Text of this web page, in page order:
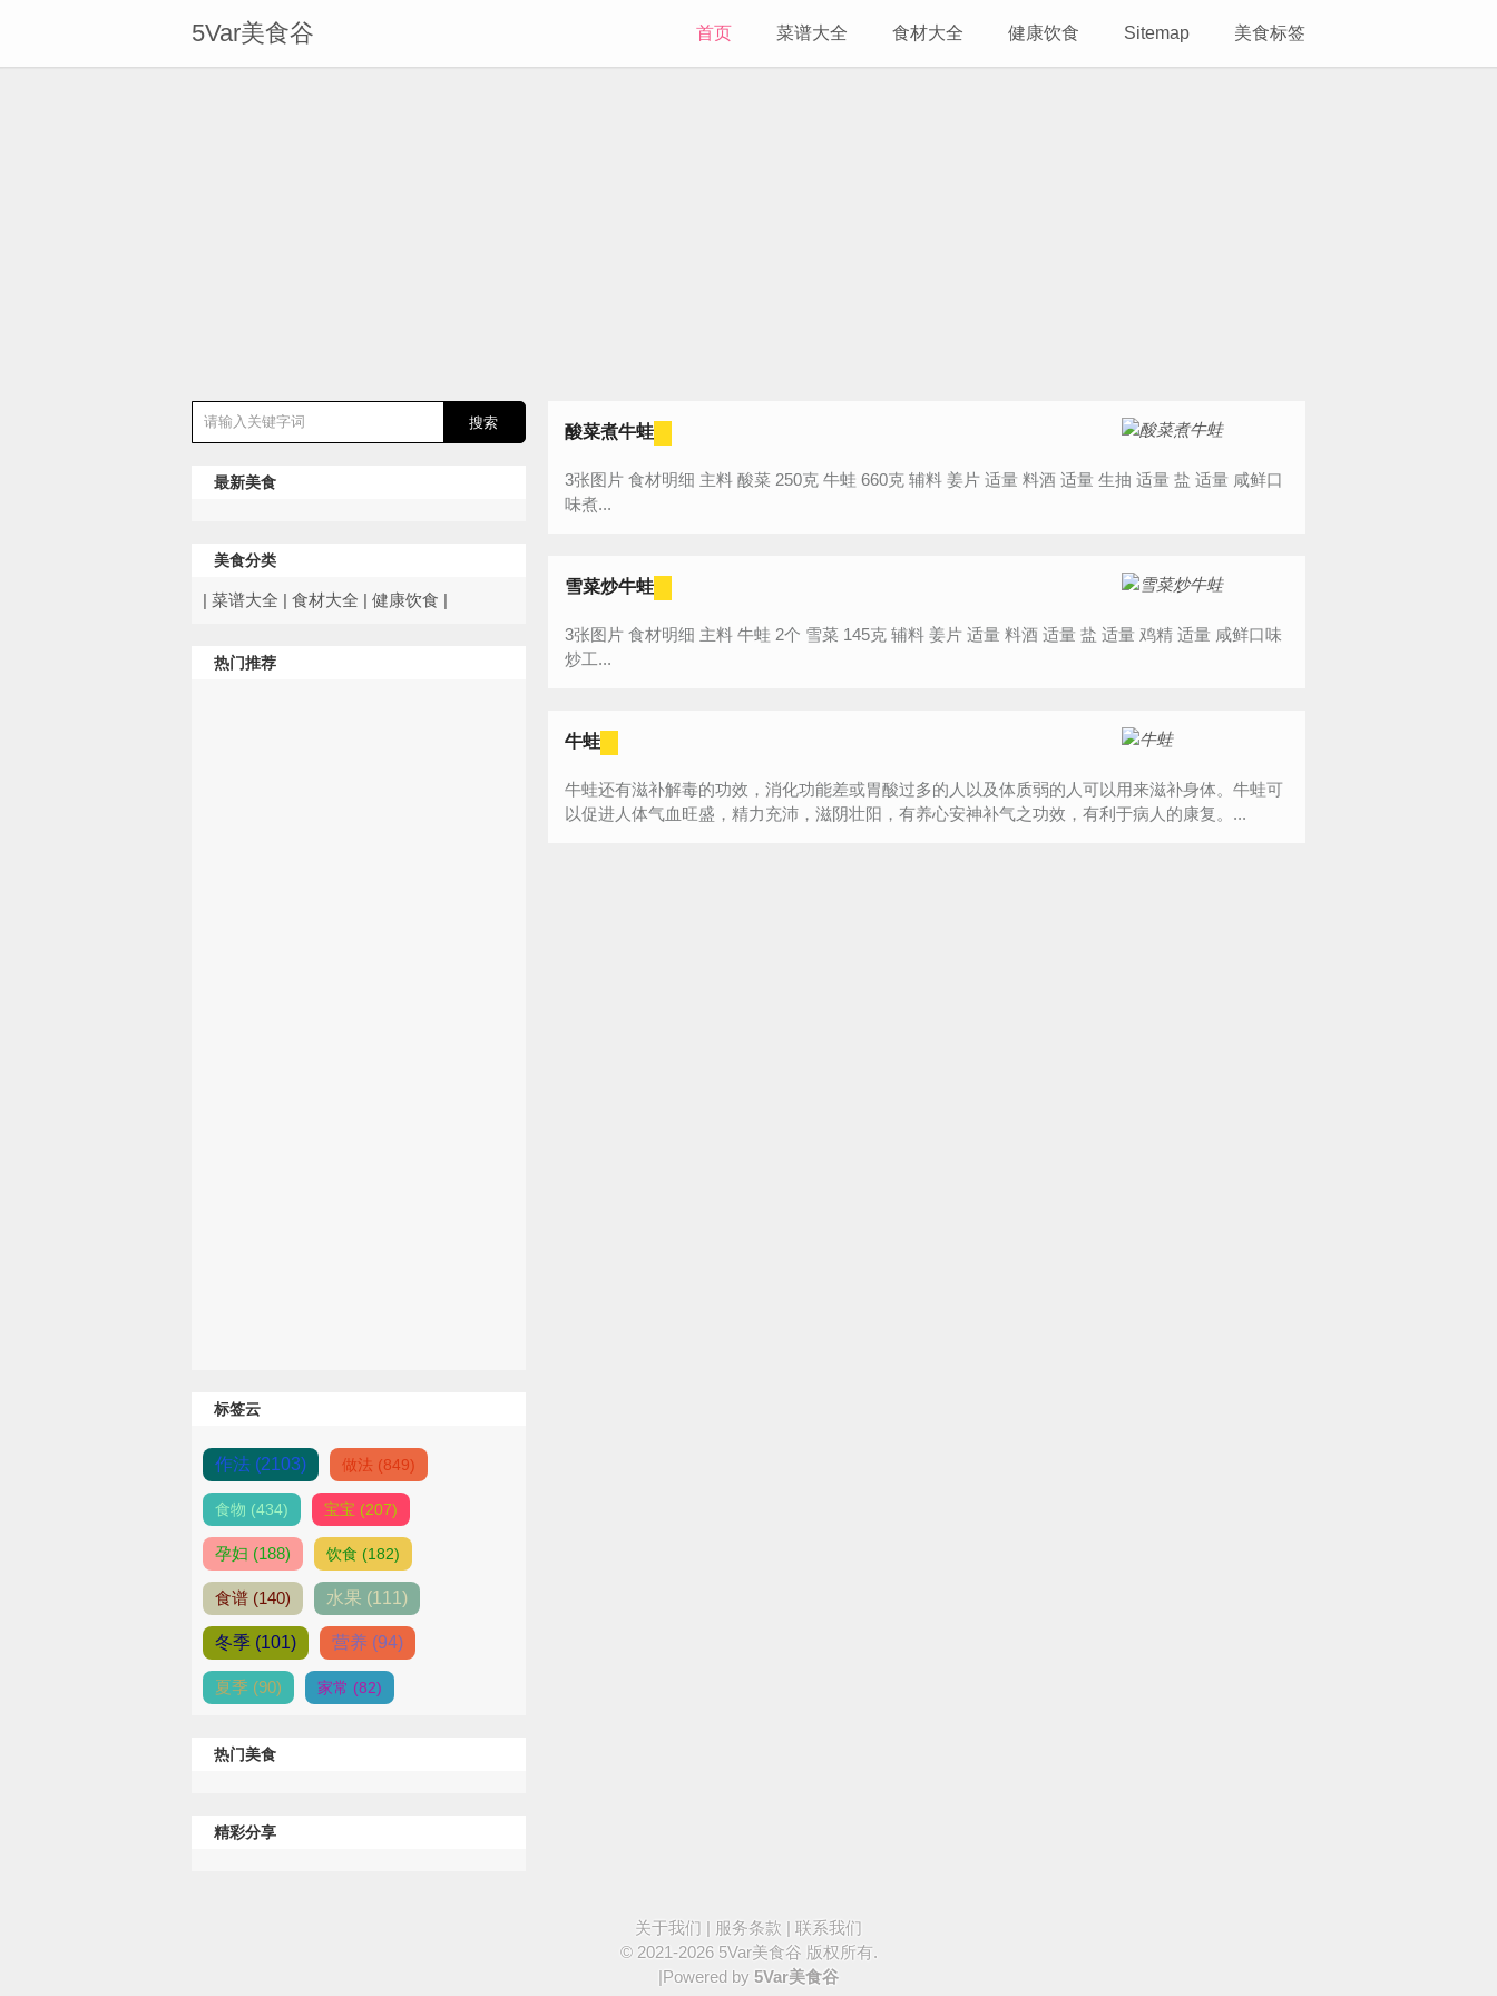
5Var美食谷 首页 菜谱大全 食材大全 健康饮食 Sitemap 美食标签
最新美食
美食分类
| 菜谱大全 | 食材大全 | 健康饮食 |
热门推荐
标签云
作法 (2103) 做法 (849)
食物 (434) 宝宝 (207)
孕妇 (188) 饮食 (182)
食谱 (140) 水果 (111)
冬季 (101) 营养 (94)
夏季 (90) 家常 (82)
热门美食
精彩分享
酸菜煮牛蛙
3张图片 食材明细 主料 酸菜 250克 牛蛙 660克 辅料 姜片 适量 料酒 适量 生抽 适量 盐 适量 咸鲜口
味煮...
雪菜炒牛蛙
3张图片 食材明细 主料 牛蛙 2个 雪菜 145克 辅料 姜片 适量 料酒 适量 盐 适量 鸡精 适量 咸鲜口味
炒工...
牛蛙
牛蛙还有滋补解毒的功效，消化功能差或胃酸过多的人以及体质弱的人可以用来滋补身体。牛蛙可
以促进人体气血旺盛，精力充沛，滋阴壮阳，有养心安神补气之功效，有利于病人的康复。...
关于我们 | 服务条款 | 联系我们
© 2021-2026 5Var美食谷 版权所有.
|Powered by 5Var美食谷